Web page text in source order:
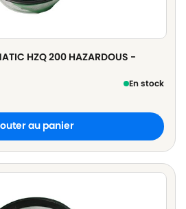
HZQ 200 HAZARDOUS -
En stock
au panier